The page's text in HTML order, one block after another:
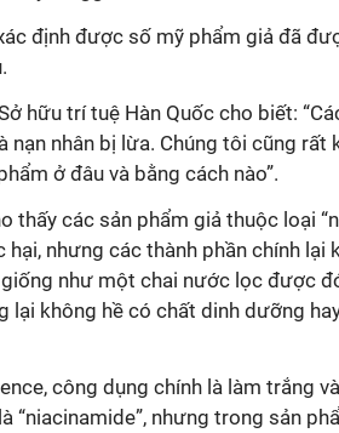
định được số mỹ phẩm giả đã
hữu trí tuệ Hàn Quốc cho biết:
nạn nhân bị lừa. Chúng tôi cũng rất
ở đâu và bằng cách nào”.
thấy các sản phẩm giả thuộc loại
nhưng các thành phần chính lại
giống như một chai nước lọc được
lại không hề có chất dinh dưỡng
công dụng chính là làm trắng
“niacinamide”, nhưng trong sản